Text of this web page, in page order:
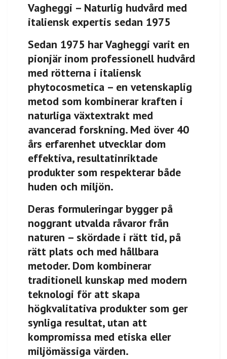
Vagheggi – Naturlig hudvård med
italiensk expertis sedan 1975
Sedan 1975 har Vagheggi varit en
pionjär inom professionell hudvård
med rötterna i italiensk
phytocosmetica – en vetenskaplig
metod som kombinerar kraften i
naturliga växtextrakt med
avancerad forskning. Med över 40
års erfarenhet utvecklar dom
effektiva, resultatinriktade
produkter som respekterar både
huden och miljön.
Deras formuleringar bygger på
noggrant utvalda råvaror från
naturen – skördade i rätt tid, på
rätt plats och med hållbara
metoder. Dom kombinerar
traditionell kunskap med modern
teknologi för att skapa
högkvalitativa produkter som ger
synliga resultat, utan att
kompromissa med etiska eller
miljömässiga värden.